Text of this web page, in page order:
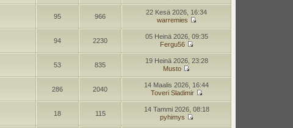
95 966
22 Kesä 2026, 16:34
warremies
94 2230
05 Heinä 2026, 09:35
Fergu56
53 835
19 Heinä 2026, 23:28
Musto
286 2040
14 Maalis 2026, 16:44
Toveri Sladimir
18 115
14 Tammi 2026, 08:18
pyhimys